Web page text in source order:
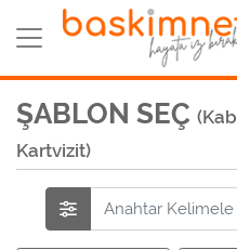
ŞABLON SEÇ
Kartvizit)